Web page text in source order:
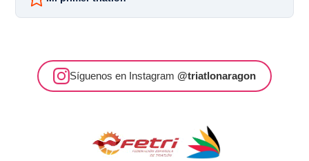
Síguenos en Instagram @triatlonaragon